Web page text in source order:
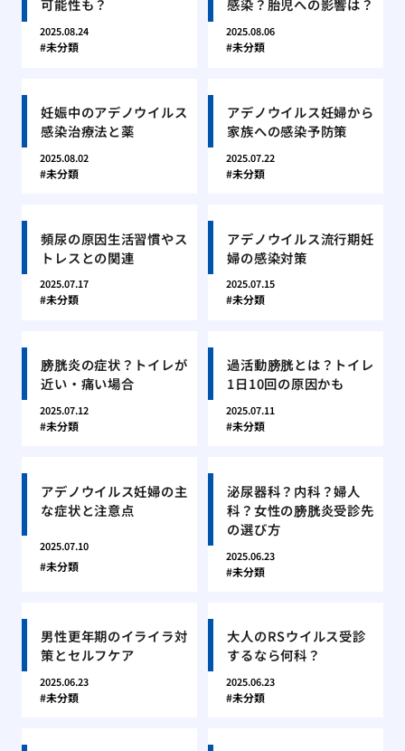
可能性も？
2025.08.24
未分類
感染？胎児への影響は？
2025.08.06
未分類
妊娠中のアデノウイルス
感染治療法と薬
2025.08.02
未分類
アデノウイルス妊婦から
家族への感染予防策
2025.07.22
未分類
頻尿の原因生活習慣やス
トレスとの関連
2025.07.17
未分類
アデノウイルス流行期妊
婦の感染対策
2025.07.15
未分類
膀胱炎の症状？トイレが
近い・痛い場合
2025.07.12
未分類
過活動膀胱とは？トイレ
1日10回の原因かも
2025.07.11
未分類
アデノウイルス妊婦の主
な症状と注意点
2025.07.10
未分類
泌尿器科？内科？婦人
科？女性の膀胱炎受診先
の選び方
2025.06.23
未分類
男性更年期のイライラ対
策とセルフケア
2025.06.23
未分類
大人のRSウイルス受診
するなら何科？
2025.06.23
未分類